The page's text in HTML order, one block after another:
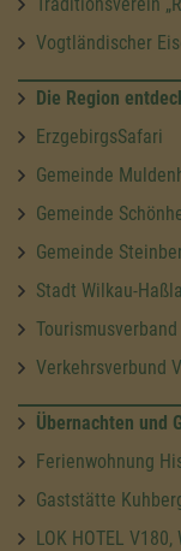
Vogtländischer
Die Region
ErzgebirgsSafari
Gemeinde
Gemeinde
Gemeinde
Stadt Wilkau-
Verkehrsverbund
Übernachten und
Ferienwohnung
Gaststätte
LOK HOTEL